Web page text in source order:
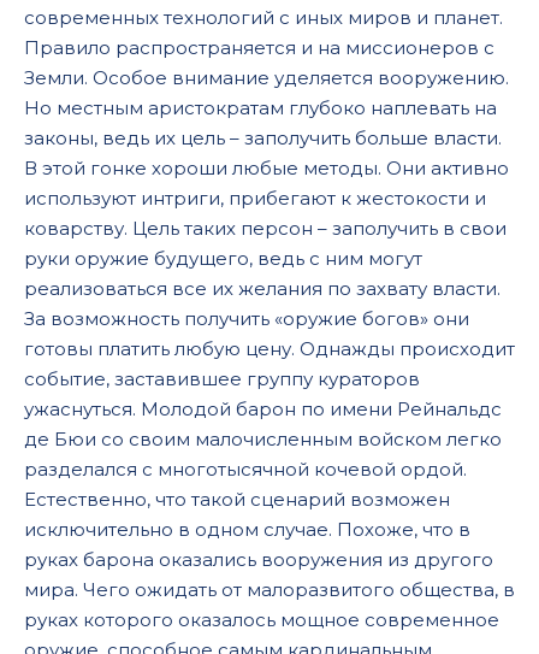
современных технологий с иных миров и планет.
Правило распространяется и на миссионеров с
Земли. Особое внимание уделяется вооружению.
Но местным аристократам глубоко наплевать на
законы, ведь их цель – заполучить больше власти.
В этой гонке хороши любые методы. Они активно
используют интриги, прибегают к жестокости и
коварству. Цель таких персон – заполучить в свои
руки оружие будущего, ведь с ним могут
реализоваться все их желания по захвату власти.
За возможность получить «оружие богов» они
готовы платить любую цену. Однажды происходит
событие, заставившее группу кураторов
ужаснуться. Молодой барон по имени Рейнальдс
де Бюи со своим малочисленным войском легко
разделался с многотысячной кочевой ордой.
Естественно, что такой сценарий возможен
исключительно в одном случае. Похоже, что в
руках барона оказались вооружения из другого
мира. Чего ожидать от малоразвитого общества, в
руках которого оказалось мощное современное